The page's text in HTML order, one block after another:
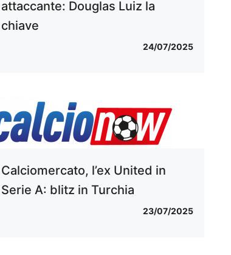
attaccante: Douglas Luiz la
chiave
24/07/2025
Calciomercato, l’ex United in
Serie A: blitz in Turchia
23/07/2025